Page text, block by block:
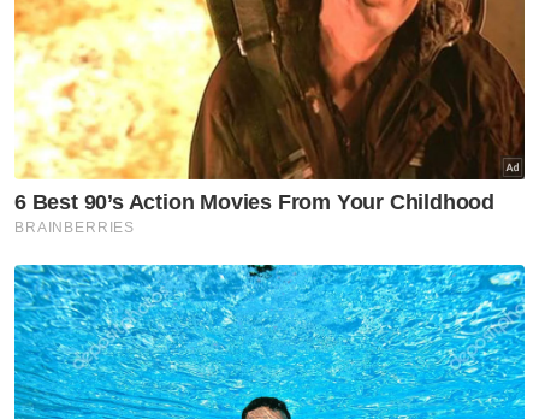
Harap bantu kajian selidik kami dan
dapatkan baucar tunai.
×
Di manakah anda tinggal?
Johor
K. Lumpur
Kedah
Kelantan
Labuan
Melaka
P. Pinang
Perak
Perlis
Putrajaya
Sabah
Sarawak
Selangor
Terengganu